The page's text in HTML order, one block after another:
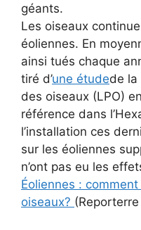
géants.
Les oiseaux
éoliennes. En
ainsi tués chaque
tiré d’une étudede la
des oiseaux (LPO)
référence dans
l’installation ces
sur les éoliennes
n’ont pas eu les
Éoliennes :
oiseaux?